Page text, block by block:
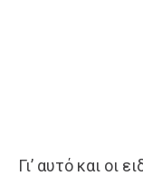
Γι’ αυτό και οι